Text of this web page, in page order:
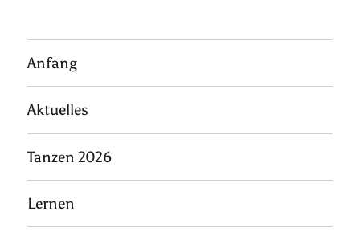
Anfang
Aktuelles
Tanzen 2026
Lernen